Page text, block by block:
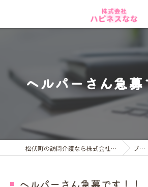
ヘルパーさん急
松伏町の訪問介護なら株式会社ハピネスなな ブログ
ヘルパーさん急募です！！